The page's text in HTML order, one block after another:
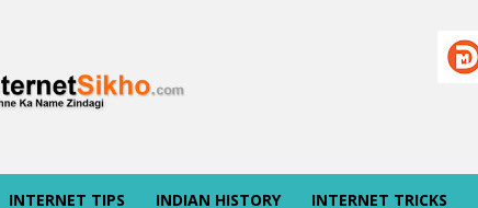
INTERNET TIPS INDIAN HISTORY INTERNET TRICKS